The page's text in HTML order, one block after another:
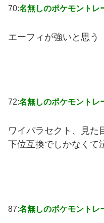
70:名無しのポケモントレ
エーフィが強いと思
72:名無しのポケモントレ
ワイパラセクト、見た
下位互換でしかなくて
87:名無しのポケモントレ